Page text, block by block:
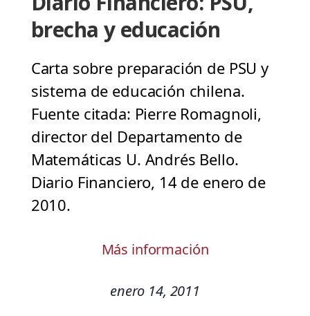
brecha y educación
Carta sobre preparación de PSU y
sistema de educación chilena.
Fuente citada: Pierre Romagnoli,
director del Departamento de
Matemáticas U. Andrés Bello.
Diario Financiero, 14 de enero de
2010.
Más información
enero 14, 2011